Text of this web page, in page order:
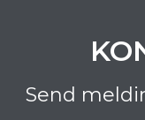
Send